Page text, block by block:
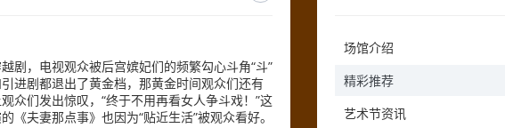
剧，电视观众被后宫嫔妃们的频繁勾心斗角“斗”
进剧都退出了黄金档，那黄金时间观众们还有
众们发出惊叹，“终于不用再看女人争斗戏！”这
夫妻那点事》也因为“贴近生活”被观众看好。
场馆介绍
精彩推荐
艺术节资讯